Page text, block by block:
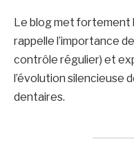
Le blog met fortement
rappelle l’importance
contrôle régulier) et
l’évolution silencieuse
dentaires.